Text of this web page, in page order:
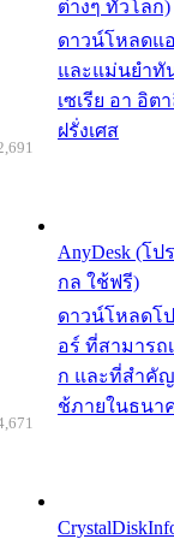
ต่างๆ ทั่วโลก)
ดาวน์โหลดแ
และแม่นยำทั
เซเรีย อา อิต
ฝรั่งเศส
AnyDesk (โ
กล ใช้ฟรี)
ดาวน์โหลดโ
อร์ ที่สามารถ
ก และที่สำคั
ช้ภายในธนา